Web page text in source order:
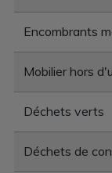
Encombrants
Mobilier hors
Déchets verts
Déchets de